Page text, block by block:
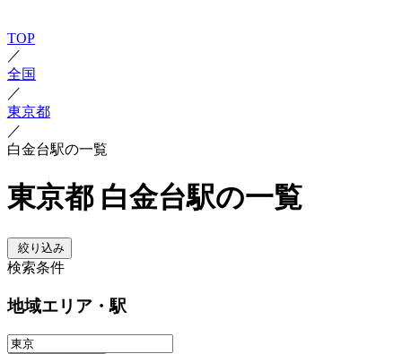
TOP
／
全国
／
東京都
／
白金台駅の一覧
東京都 白金台駅の一覧
絞り込み
検索条件
地域エリア・駅